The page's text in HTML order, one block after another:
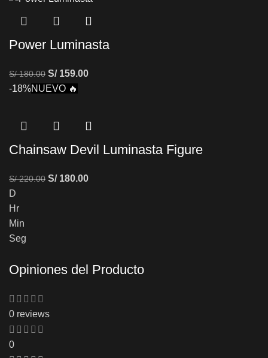
Power Luminasta
S/180.00 S/159.00
-18%NUEVO 🔥
Chainsaw Devil Luminasta Figure
S/220.00 S/180.00
D
Hr
Min
Seg
Opiniones del Producto
0 reviews
0